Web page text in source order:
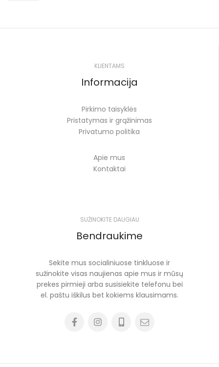
KLIENTAMS
Informacija
Pirkimo taisyklės
Pristatymas ir grąžinimas
Privatumo politika
Apie mus
Kontaktai
SUŽINOKITE DAUGIAU
Bendraukime
Sekite mus socialiniuose tinkluose ir
sužinokite visas naujienas apie mus ir mūsų
prekes pirmieji arba susisiekite telefonu bei
el. paštu iškilus bet kokiems klausimams.